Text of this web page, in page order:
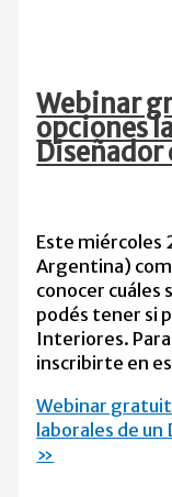
Webinar
opciones
Diseñador
Este miércoles
Argentina)
conocer cuáles
podés tener si
Interiores.
inscribirte en
Webinar
laborales de
»